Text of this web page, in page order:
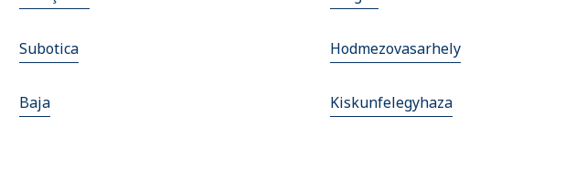
Subotica Hodmezovasarhely
Baja Kiskunfelegyhaza